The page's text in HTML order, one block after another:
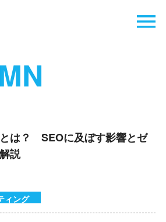
は？ SEOに及ぼす影響とゼ
説
ィング